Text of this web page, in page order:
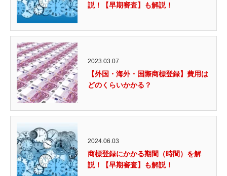
説！【早期審査】も解説！
2023.03.07
【外国・海外・国際商標登録】費用は
どのくらいかかる？
2024.06.03
商標登録にかかる期間（時間）を解
説！【早期審査】も解説！